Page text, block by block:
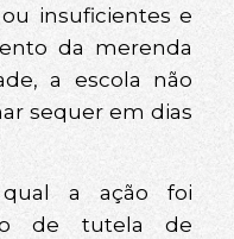
insuficientes e
da merenda
a escola não
sequer em dias
a ação foi
de tutela de